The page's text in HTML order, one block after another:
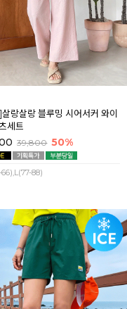
랑살랑 블루밍 시어서커 와이
세트
39,800 50%
88)